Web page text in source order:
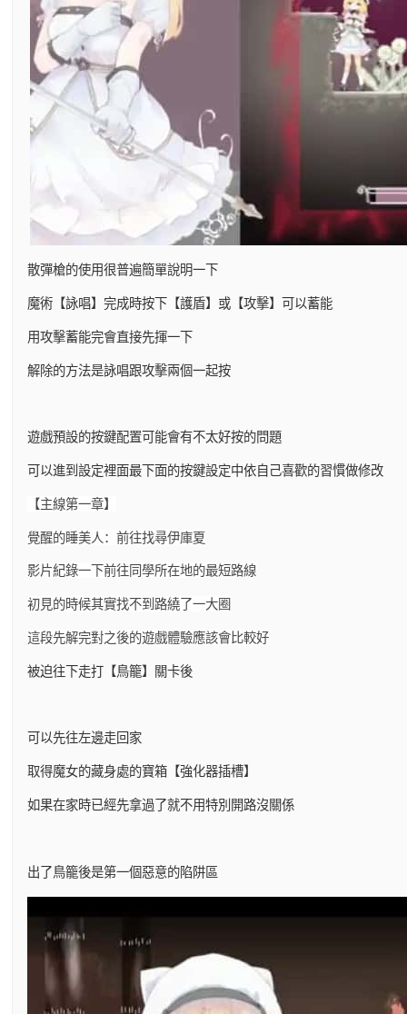
散彈槍的使用很普遍簡單說明一下
魔術【詠唱】完成時按下【護盾】或【攻擊】可以蓄能
用攻擊蓄能完會直接先揮一下
解除的方法是詠唱跟攻擊兩個一起按
遊戲預設的按鍵配置可能會有不太好按的問題
可以進到設定裡面最下面的按鍵設定中依自己喜歡的習慣做修改
【主線第一章】
覺醒的睡美人：前往找尋伊庫夏
影片紀錄一下前往同學所在地的最短路線
初見的時候其實找不到路繞了一大圈
這段先解完對之後的遊戲體驗應該會比較好
被迫往下走打【鳥籠】關卡後
可以先往左邊走回家
取得魔女的藏身處的寶箱【強化器插槽】
如果在家時已經先拿過了就不用特別開路沒關係
出了鳥籠後是第一個惡意的陷阱區